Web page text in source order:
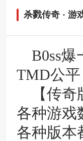
杀戮传奇 · 游
B0ss
TMD公
【传
各种游戏
各种版本